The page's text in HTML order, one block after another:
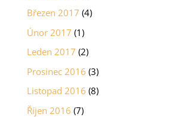
Březen 2017 (4)
Únor 2017 (1)
Leden 2017 (2)
Prosinec 2016 (3)
Listopad 2016 (8)
Říjen 2016 (7)